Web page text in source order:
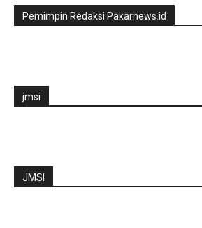
Pemimpin Redaksi Pakarnews.id
jmsi
JMSI